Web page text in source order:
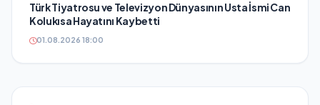
Türk Tiyatrosu ve Televizyon Dünyasının Usta İsmi Can
Kolukısa Hayatını Kaybetti
01.08.2026 18:00